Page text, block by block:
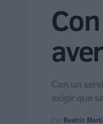
Con un
exigir que
Por Beatriz